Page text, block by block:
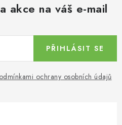
akce na váš e-mail
ochrany osobních údajů
PŘIHLÁSIT SE